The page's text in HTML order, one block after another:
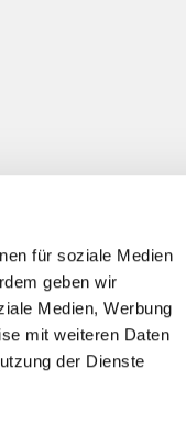
für soziale Medien
geben wir
Medien, Werbung
mit weiteren Daten
der Dienste